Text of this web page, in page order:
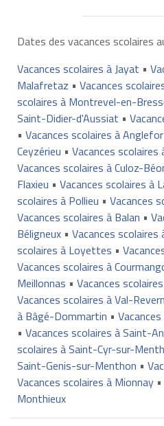
Dates des vacances scolaires
Vacances scolaires à Jayat •
Malafretaz • Vacances
scolaires à Montrevel-en-
Saint-Didier-d'Aussiat •
• Vacances scolaires à
Ceyzérieu • Vacances
Vacances scolaires à Culoz-
Flaxieu • Vacances scolaires à
scolaires à Pollieu • Vacances
Vacances scolaires à Balan •
Béligneux• Vacances scolaires
scolaires à Loyettes •
Vacances scolaires à
Meillonnas • Vacances
Vacances scolaires à Val-
à Bâgé-Dommartin •
• Vacances scolaires à Saint-
scolaires à Saint-Cyr-sur-
Saint-Genis-sur-Menthon •
Vacances scolaires à Mionnay•
Monthieux